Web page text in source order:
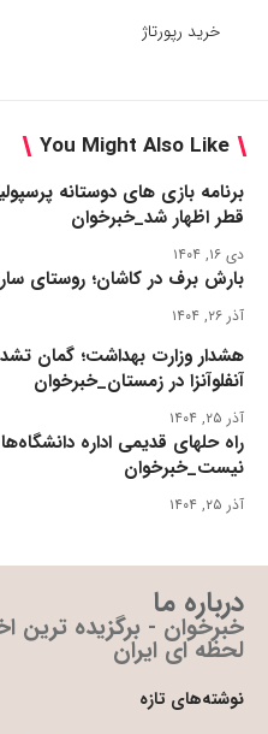
خرید رپورتاژ
You Might Also Like
برنامه بازی های دوستانه
قطر اظهار شد_خبرخوان
دی ۱۶, ۱۴۰۴
بارش برف در کاشان؛ روستای
آذر ۲۶, ۱۴۰۴
هشدار وزارت بهداشت؛ گمان
آنفلوآنزا در زمستان_خبرخوان
آذر ۲۵, ۱۴۰۴
راه حلهای قدیمی اداره
نیست_خبرخوان
آذر ۲۵, ۱۴۰۴
درباره ما
خبرخوان - برگزیده ترین
لحظه ای ایران
نوشته‌های تازه